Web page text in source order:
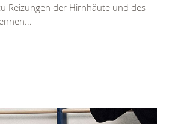
Reizungen der Hirnhäute und des